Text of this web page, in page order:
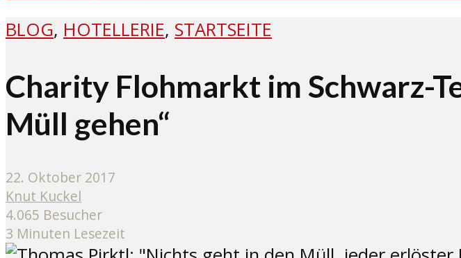
BLOG, HOTELLERIE, STARTSEITE
Charity Flohmarkt im Schwarz-
Müll gehen“
22. Oktober 2017
Knut Kuckel
4.065 Besucher
3 Minuten Lesezeit